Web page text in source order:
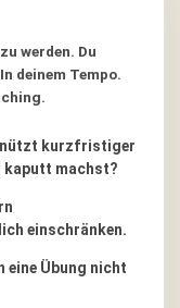
werden. Du
deinem Tempo.
nützt kurzfristiger
kaputt machst?
einschränken.
eine Übung nicht